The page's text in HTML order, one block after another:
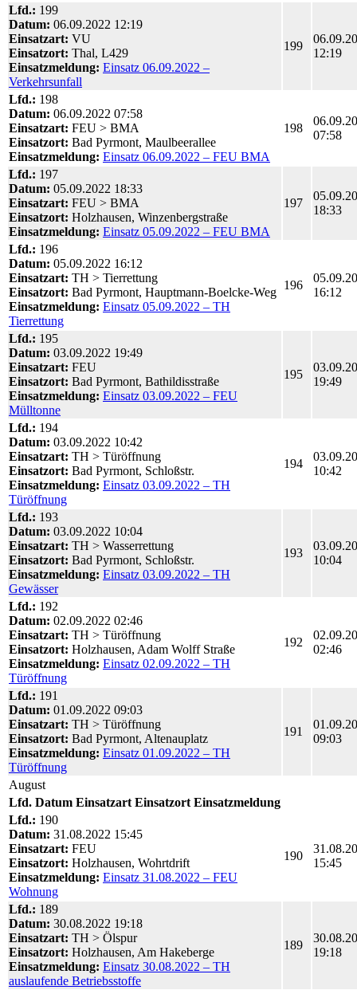
Lfd.: 199
Datum: 06.09.2022 12:19
Einsatzart: VU
Einsatzort: Thal, L429
Einsatzmeldung: Einsatz 06.09.2022 –
Verkehrsunfall
199
12:19
Lfd.: 198
Datum: 06.09.2022 07:58
Einsatzart: FEU > BMA
Einsatzort: Bad Pyrmont, Maulbeerallee
Einsatzmeldung: Einsatz 06.09.2022 – FEU BMA
198
07:58
Lfd.: 197
Datum: 05.09.2022 18:33
Einsatzart: FEU > BMA
Einsatzort: Holzhausen, Winzenbergstraße
Einsatzmeldung: Einsatz 05.09.2022 – FEU BMA
197
18:33
Lfd.: 196
Datum: 05.09.2022 16:12
Einsatzart: TH > Tierrettung
Einsatzort: Bad Pyrmont, Hauptmann-Boelcke-Weg
Einsatzmeldung: Einsatz 05.09.2022 – TH
Tierrettung
196
16:12
Lfd.: 195
Datum: 03.09.2022 19:49
Einsatzart: FEU
Einsatzort: Bad Pyrmont, Bathildisstraße
Einsatzmeldung: Einsatz 03.09.2022 – FEU
Mülltonne
195
19:49
Lfd.: 194
Datum: 03.09.2022 10:42
Einsatzart: TH > Türöffnung
Einsatzort: Bad Pyrmont, Schloßstr.
Einsatzmeldung: Einsatz 03.09.2022 – TH
Türöffnung
194
10:42
Lfd.: 193
Datum: 03.09.2022 10:04
Einsatzart: TH > Wasserrettung
Einsatzort: Bad Pyrmont, Schloßstr.
Einsatzmeldung: Einsatz 03.09.2022 – TH
Gewässer
193
10:04
Lfd.: 192
Datum: 02.09.2022 02:46
Einsatzart: TH > Türöffnung
Einsatzort: Holzhausen, Adam Wolff Straße
Einsatzmeldung: Einsatz 02.09.2022 – TH
Türöffnung
192
02:46
Lfd.: 191
Datum: 01.09.2022 09:03
Einsatzart: TH > Türöffnung
Einsatzort: Bad Pyrmont, Altenauplatz
Einsatzmeldung: Einsatz 01.09.2022 – TH
Türöffnung
191
09:03
August
Lfd. Datum Einsatzart Einsatzort Einsatzmeldung
Lfd.: 190
Datum: 31.08.2022 15:45
Einsatzart: FEU
Einsatzort: Holzhausen, Wohrtdrift
Einsatzmeldung: Einsatz 31.08.2022 – FEU
Wohnung
190
15:45
Lfd.: 189
Datum: 30.08.2022 19:18
Einsatzart: TH > Ölspur
Einsatzort: Holzhausen, Am Hakeberge
Einsatzmeldung: Einsatz 30.08.2022 – TH
auslaufende Betriebsstoffe
189
19:18